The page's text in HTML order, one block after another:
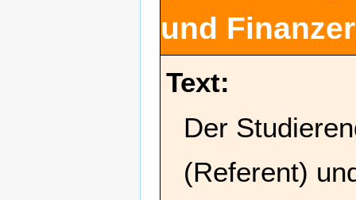
und
Text:
Der
(Referent)